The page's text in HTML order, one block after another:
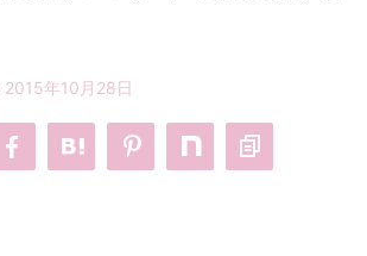
・
・バッグ
2015年10月28日